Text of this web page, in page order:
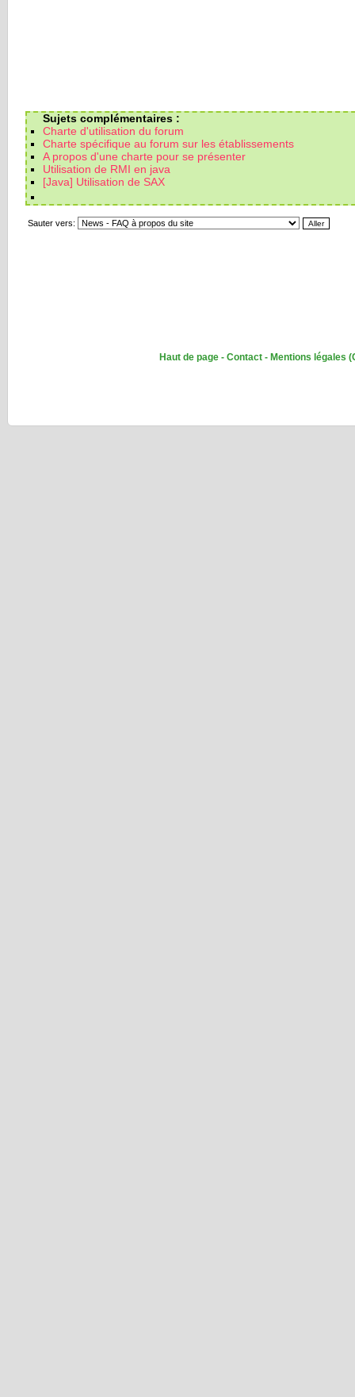
Sujets complémentaires :
Charte d'utilisation du forum
Charte spécifique au forum sur les établissements
A propos d'une charte pour se présenter
Utilisation de RMI en java
[Java] Utilisation de SAX
Sauter vers:
Haut de page -Contact -Mentions légales